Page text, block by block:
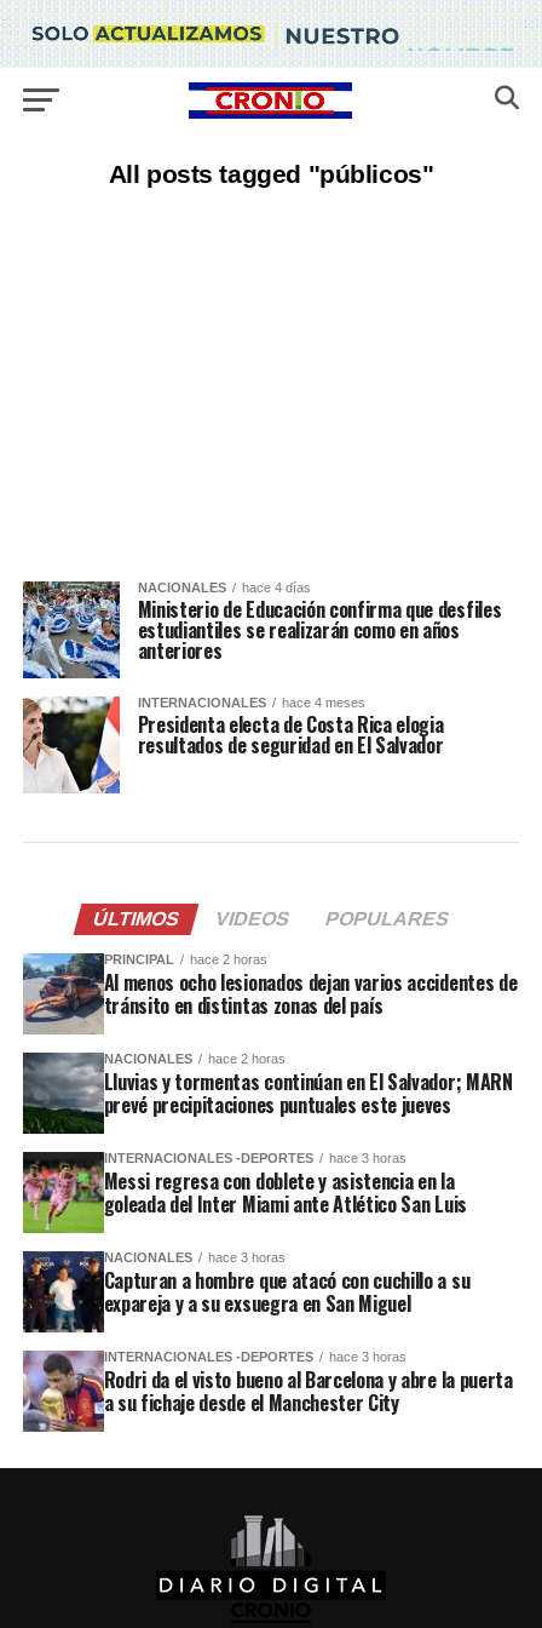
All posts tagged "públicos"
NACIONALES hace 4 días
Ministerio de Educación confirma que desfiles
estudiantiles se realizarán como en años
anteriores
INTERNACIONALES hace 4 meses
Presidenta electa de Costa Rica elogia
resultados de seguridad en El Salvador
ÚLTIMOS VIDEOS POPULARES
PRINCIPAL hace 2 horas
Al menos ocho lesionados dejan varios accidentes de
tránsito en distintas zonas del país
NACIONALES hace 2 horas
Lluvias y tormentas continúan en El Salvador; MARN
prevé precipitaciones puntuales este jueves
INTERNACIONALES -DEPORTES hace 3 horas
Messi regresa con doblete y asistencia en la
goleada del Inter Miami ante Atlético San Luis
NACIONALES hace 3 horas
Capturan a hombre que atacó con cuchillo a su
expareja y a su exsuegra en San Miguel
INTERNACIONALES -DEPORTES hace 3 horas
Rodri da el visto bueno al Barcelona y abre la puerta
a su fichaje desde el Manchester City